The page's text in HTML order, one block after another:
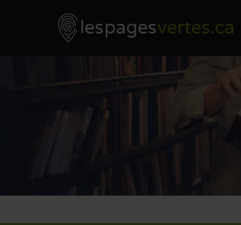
Skip to contentLes Pages Vertes - Go to homepage